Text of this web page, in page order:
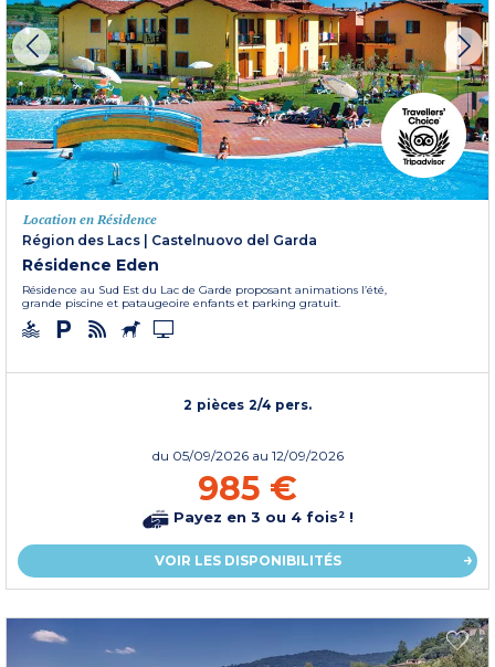
Location en Résidence
Région des Lacs
Castelnuovo del Garda
Résidence Eden
Résidence au Sud Est du Lac de Garde proposant animations l’été,
grande piscine et pataugeoire enfants et parking gratuit.
2 pièces 2/4 pers.
du 05/09/2026 au 12/09/2026
985 €
Payez en 3 ou 4 fois² !
VOIR LES DISPONIBILITÉS